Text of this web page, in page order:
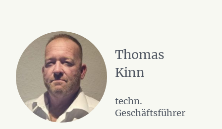
Thomas
Kinn
techn.
Geschäftsführer